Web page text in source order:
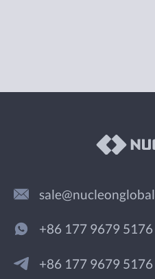
+86 177 9679 5176
+86 177 9679 5176